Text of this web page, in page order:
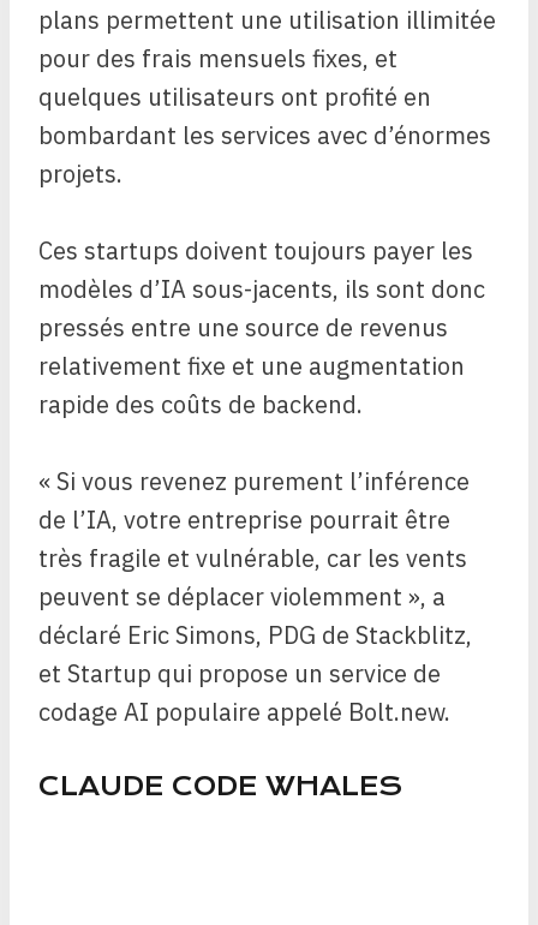
plans permettent une utilisation illimitée
pour des frais mensuels fixes, et
quelques utilisateurs ont profité en
bombardant les services avec d’énormes
projets.
Ces startups doivent toujours payer les
modèles d’IA sous-jacents, ils sont donc
pressés entre une source de revenus
relativement fixe et une augmentation
rapide des coûts de backend.
« Si vous revenez purement l’inférence
de l’IA, votre entreprise pourrait être
très fragile et vulnérable, car les vents
peuvent se déplacer violemment », a
déclaré Eric Simons, PDG de Stackblitz,
et Startup qui propose un service de
codage AI populaire appelé Bolt.new.
CLAUDE CODE WHALES